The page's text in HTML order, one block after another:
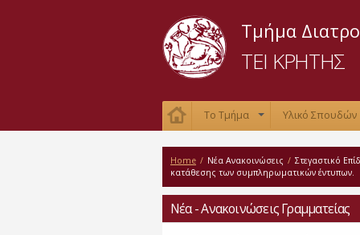
Τμήμα
ΤΕΙ ΚΡΗΤΗΣ
Το Τμήμα Υλικό Σπουδών
Home / Νέα Ανακοινώσεις / Στεγαστικό
κατάθεσης των συμπληρωματικών έντυπων.
Νέα - Ανακοινώσεις Γραμματείας